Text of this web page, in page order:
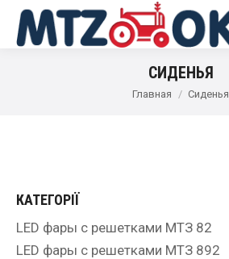
СИДЕНЬЯ
Главная Сиденья
КАТЕГОРІЇ
LED фары с решетками МТЗ 82
LED фары с решетками МТЗ 892